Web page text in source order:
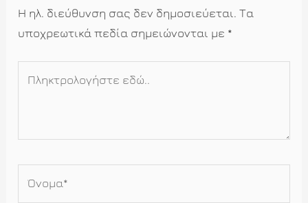
Η ηλ. διεύθυνση σας δεν δημοσιεύεται. Τα
υποχρεωτικά πεδία σημειώνονται με *